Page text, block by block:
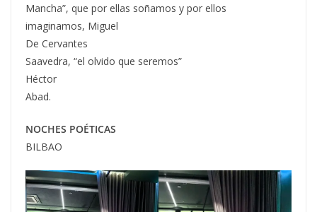
Mancha”, que por ellas soñamos y por ellos
imaginamos, Miguel
De Cervantes
Saavedra, “el olvido que seremos”
Héctor
Abad.
NOCHES POÉTICAS
BILBAO